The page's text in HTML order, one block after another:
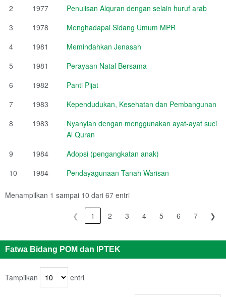
2
1977
Penulisan Alquran dengan selain huruf arab
3
1978
Menghadapai Sidang Umum MPR
4
1981
Memindahkan Jenasah
5
1981
Perayaan Natal Bersama
6
1982
Panti Pijat
7
1983
Kependudukan, Kesehatan dan Pembangunan
8
1983
Nyanyian dengan menggunakan ayat-ayat suci
Al Quran
9
1984
Adopsi (pengangkatan anak)
10
1984 Pendayagunaan Tanah Warisan
Menampilkan 1 sampai 10 dari 67 entri
❮ 1 2 3 4 5 6 7 ❯
Fatwa Bidang POM dan IPTEK
Tampilkan entri